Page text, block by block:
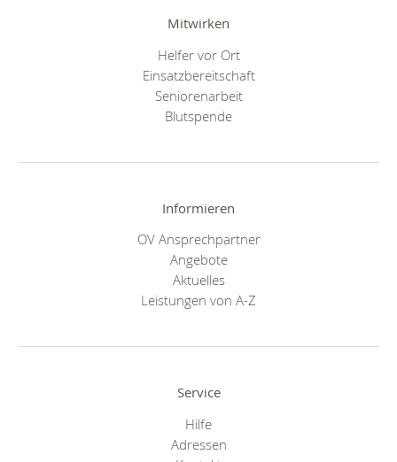
Mitwirken
Helfer vor Ort
Einsatzbereitschaft
Seniorenarbeit
Blutspende
Informieren
OV Ansprechpartner
Angebote
Aktuelles
Leistungen von A-Z
Service
Hilfe
Adressen